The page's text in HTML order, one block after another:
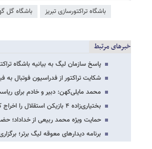
باشگاه تراکتورسازی تبریز باشگاه گل
خبرهای مرتبط
پاسخ سازمان لیگ به بیانیه باشگاه
شکایت تراکتور از فدراسیون فوتبال به
محمد مایلی‌کهن: دبیر و خادم برای
بختیاری‌زاده ۴ بازیکن استقلال را اخراج کرد؛ درگیری ۲ بازیکن در تمرین امروز!
حمایت ویژه محمد ربیعی از خداداد؛
برنامه دیدارهای معوقه لیگ برتر؛